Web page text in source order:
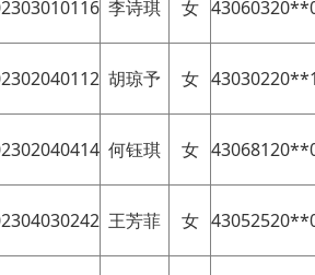
李诗琪 女
胡琼予 女
何钰琪 女
王芳菲 女